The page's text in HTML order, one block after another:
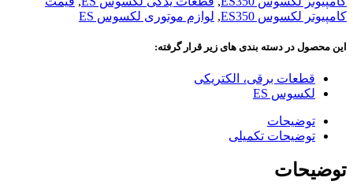
کامپیوتر لکسوس ES350
, لوازم موتوری لکسوس ES
این محصول در دسته بندی های زیر قرار گرفته:
قطعات برقی، الکتریکی
لکسوس ES
توضیحات
توضیحات تکمیلی
توضیحات